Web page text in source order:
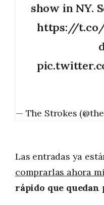
show in NY.
https://t.co/
— The Strokes
Las entradas ya
comprarlas ahora
rápido que quedan